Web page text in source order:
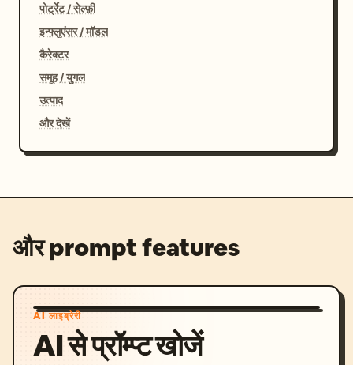
पोर्ट्रेट / सेल्फ़ी
इन्फ्लुएंसर / मॉडल
कैरेक्टर
समूह / युगल
उत्पाद
और देखें
और prompt features
AI लाइब्रेरी
AI से प्रॉम्प्ट खोजें